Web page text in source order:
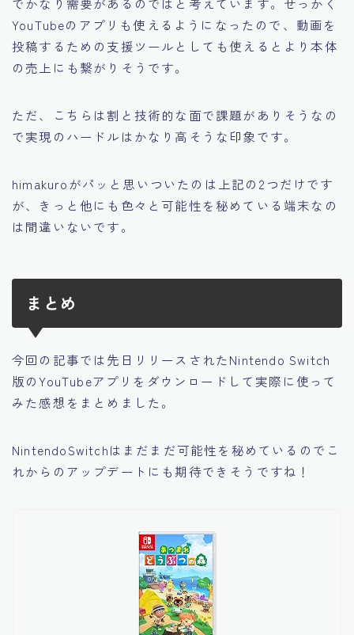
YouTubeのアプリも使えるようになったので、動画を
投稿するための支援ツールとしても使えるとより本体
の売上にも繋がりそうです。
ただ、こちらは割と技術的な面で課題がありそうなの
で実現のハードルはかなり高そう な印象です。
himakuroがパッと思いついたのは上記の2つだけです
が、きっと他にも色々と可能性を秘めている端末なの
は間違いないです。
まとめ
今回の記事では先日リリースされたNintendo Switch
版のYouTubeアプリをダウンロードして実際に使って
みた感想をまとめました。
NintendoSwitchはまだまだ可能性を秘めているのでこ
れからのアップデートにも期待できそうですね！